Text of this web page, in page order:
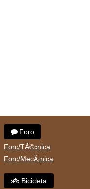
Foro
Foro/TÃ©cnica
Foro/MecÃ¡nica
Bicicleta